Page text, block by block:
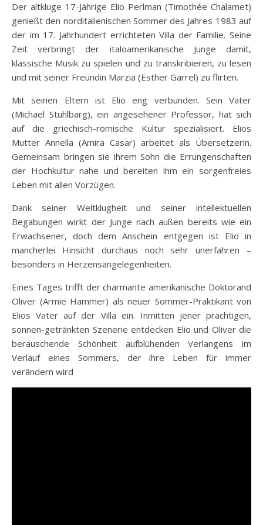
Der altkluge 17-Jährige Elio Perlman (Timothée Chalamet)
genießt den norditalienischen Sommer des Jahres 1983 auf
der im 17. Jahrhundert errichteten Villa der Familie. Seine
Zeit verbringt der italoamerikanische Junge damit,
klassische Musik zu spielen und zu transkribieren, zu lesen
und mit seiner Freundin Marzia (Esther Garrel) zu flirten.
Mit seinen Eltern ist Elio eng verbunden. Sein Vater
(Michael Stuhlbarg), ein angesehener Professor, hat sich
auf die griechisch-römische Kultur spezialisiert. Elios
Mutter Annella (Amira Casar) arbeitet als Übersetzerin.
Gemeinsam bringen sie ihrem Sohn die Errungenschaften
der Hochkultur nahe und bereiten ihm ein sorgenfreies
Leben mit allen Vorzügen.
Dank seiner Weltklugheit und seiner intellektuellen
Begabungen wirkt der Junge nach außen bereits wie ein
Erwachsener, doch dem Anschein entgegen ist Elio in
mancherlei Hinsicht durchaus noch sehr unerfahren –
besonders in Herzensangelegenheiten.
Eines Tages trifft der charmante amerikanische Doktorand
Oliver (Armie Hammer) als neuer Sommer-Praktikant von
Elios Vater auf der Villa ein. Inmitten jener prächtigen,
sonnen-getränkten Szenerie entdecken Elio und Oliver die
berauschende Schönheit aufblühenden Verlangens im
Verlauf eines Sommers, der ihre Leben für immer
verändern wird